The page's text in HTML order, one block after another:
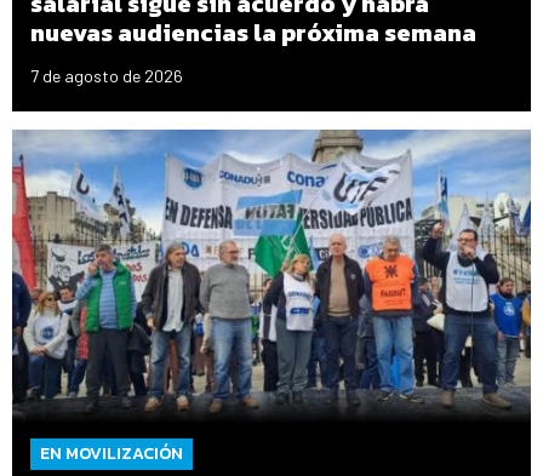
nuevas audiencias la próxima semana
7 de agosto de 2026
EN MOVILIZACIÓN